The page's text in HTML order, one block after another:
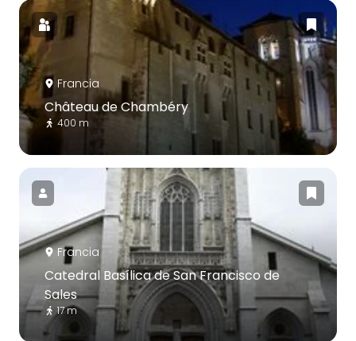
Francia
Château de Chambéry
400 m
Francia
Catedral Basílica de San Francisco de
Sales
17 m